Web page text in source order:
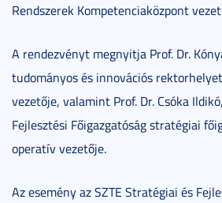
Rendszerek Kompetenciaközpont
A rendezvényt megnyitja Prof. Dr.
tudományos és innovációs
vezetője, valamint Prof. Dr. Csóka
Fejlesztési Főigazgatóság stratégiai
operatív vezetője.
Az esemény az SZTE Stratégiai és